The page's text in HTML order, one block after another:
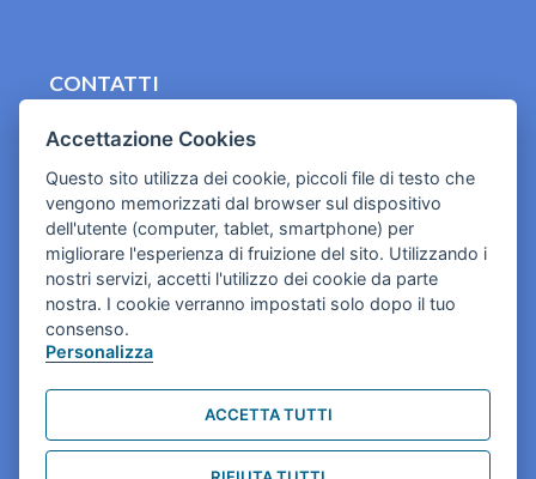
CONTATTI
Cookies e informativa privacy
Accettazione Cookies
Questo sito utilizza dei cookie, piccoli file di testo che
vengono memorizzati dal browser sul dispositivo
dell'utente (computer, tablet, smartphone) per
migliorare l'esperienza di fruizione del sito. Utilizzando i
nostri servizi, accetti l'utilizzo dei cookie da parte
nostra. I cookie verranno impostati solo dopo il tuo
consenso.
Personalizza
ACCETTA TUTTI